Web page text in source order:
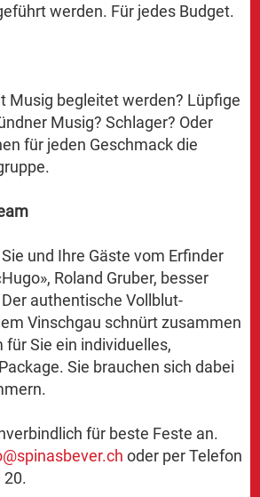
werden. Für jedes Budget.
Musig begleitet werden? Lüpfige
Musig? Schlager? Oder
für jeden Geschmack die
und Ihre Gäste vom Erfinder
Roland Gruber, besser
Der authentische Vollblut-
Vinschgau schnürt zusammen
Sie ein individuelles,
Sie brauchen sich dabei
für beste Feste an.
spinasbever.ch oder per Telefon
20.